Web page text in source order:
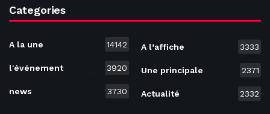
Categories
A la une 14142
l'événement 3920
news 3730
A l’affiche 3333
Une principale 2371
Actualité 2332